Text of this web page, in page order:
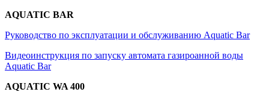
AQUATIC BAR
Руководство по эксплуатации и обслуживанию Aquatic Bar
Видеоинструкция по запуску автомата газироанной воды
Aquatic Bar
AQUATIC WA 400